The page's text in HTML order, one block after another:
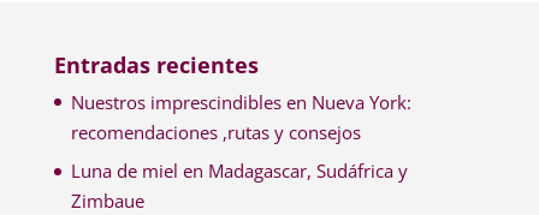
Entradas recientes
Nuestros imprescindibles en Nueva York:
recomendaciones ,rutas y consejos
Luna de miel en Madagascar, Sudáfrica y
Zimbaue